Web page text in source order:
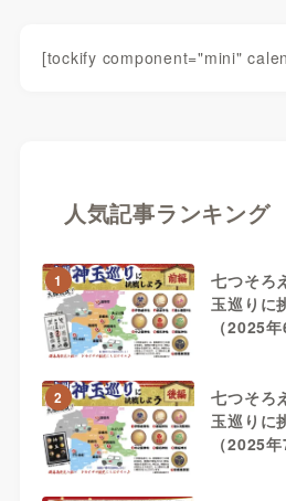
[tockify component="mini"
人気記事ランキング
1
七つそろ
玉巡りに
（2025
2
七つそろ
玉巡りに
（2025